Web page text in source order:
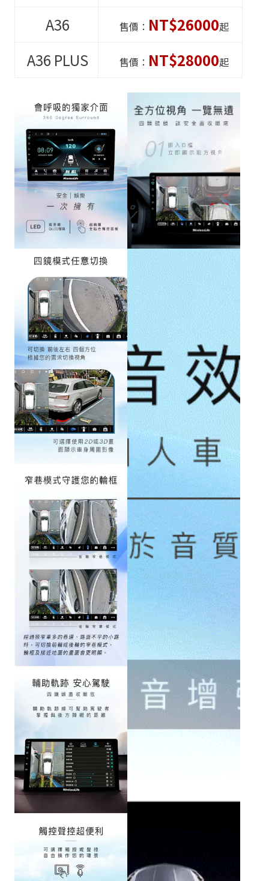
A36 售價： NT$26000起
A36 PLUS 售價： NT$28000起